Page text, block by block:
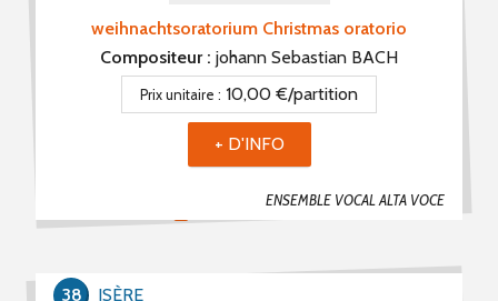
PROPOSER UNE PARTITION
RSS PARTITIONS
weihnachtsoratorium Christmas oratorio
ENSEMBLE VOCAL ALTA VOCE
Compositeur : johann Sebastian BACH
Prix unitaire : 10,00 €/partition
+ D'INFO
ISÈRE
38